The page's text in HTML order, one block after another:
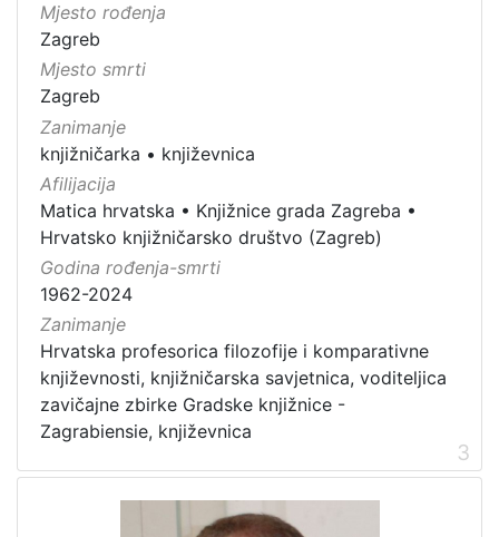
Mjesto rođenja
Zagreb
Mjesto smrti
Zagreb
Zanimanje
knjižničarka • književnica
Afilijacija
Matica hrvatska • Knjižnice grada Zagreba •
Hrvatsko knjižničarsko društvo (Zagreb)
Godina rođenja-smrti
1962-2024
Zanimanje
Hrvatska profesorica filozofije i komparativne
književnosti, knjižničarska savjetnica, voditeljica
zavičajne zbirke Gradske knjižnice -
Zagrabiensie, književnica
3